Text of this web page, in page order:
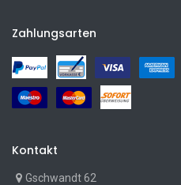
Zahlungsarten
Kontakt
Gschwandt 62